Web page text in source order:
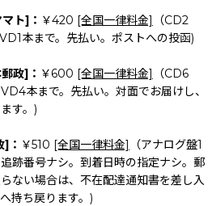
ト]： ￥420 [全国一律料金]
（CD2
本まで。先払い。ポストへの投函)
政]： ￥600 [全国一律料金]
（CD6
本まで。先払い。対面でお届けし、
す。)
： ￥510 [全国一律料金]
（アナログ盤1
跡番号ナシ。到着日時の指定ナシ。郵
ない場合は、不在配達通知書を差し入
持ち戻ります。)